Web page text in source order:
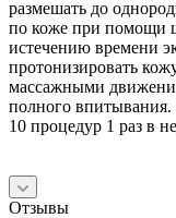
размешать до
по коже при помощи
истечению времени
протонизировать
массажными
полного
10 процедур 1 раз в
Отзывы